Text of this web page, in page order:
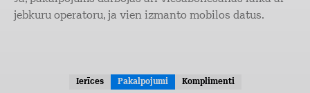
jebkuru operatoru, ja vien izmanto mobilos datus.
Ierīces Pakalpojumi Komplimenti